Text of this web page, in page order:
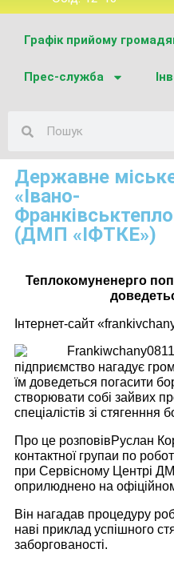
Графік прийому
Прес-служба
Державне
«Івано-
(ДМП «ІФТКЕ»)
Теплокомуненерго
Інтернет-сайт
підприємство нагадує
їм доведеться погасити
створювати собі зайвих
спеціалістів зі стягенння
Про це розповівРуслан
контактної групаи по
при Сервісному Центрі
оприлюднено на
Він нагадав процедуру
наві приклад успішного
заборгованості.